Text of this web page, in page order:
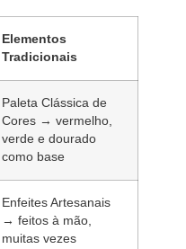
Elementos
Tradicionais
Paleta Clássica de
Cores → vermelho,
verde e dourado
como base
Enfeites Artesanais
→ feitos à mão,
muitas vezes